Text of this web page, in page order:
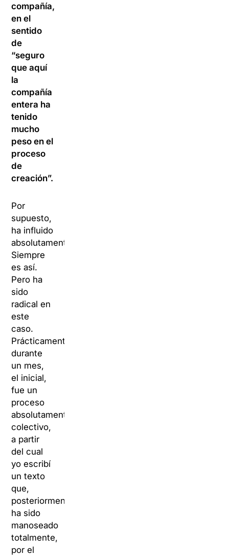
compañía,
en el
sentido
de
“seguro
que aquí
la
compañía
entera ha
tenido
mucho
peso en el
proceso
de
creación”.
Por
supuesto,
ha influido
absolutamente.
Siempre
es así.
Pero ha
sido
radical en
este
caso.
Prácticamente
durante
un mes,
el inicial,
fue un
proceso
absolutamente
colectivo,
a partir
del cual
yo escribí
un texto
que,
posteriormente,
ha sido
manoseado
totalmente,
por el